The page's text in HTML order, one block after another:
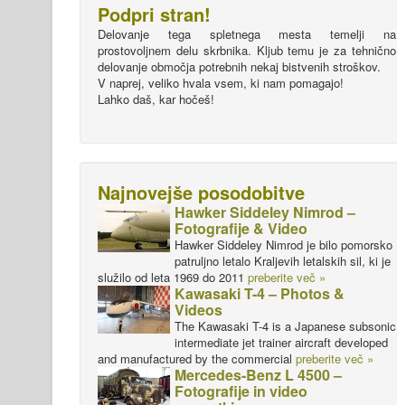
Podpri stran!
Delovanje tega spletnega mesta temelji na
prostovoljnem delu skrbnika. Kljub temu je za tehnično
delovanje območja potrebnih nekaj bistvenih stroškov.
V naprej, veliko hvala vsem, ki nam pomagajo!
Lahko daš, kar hočeš!
Najnovejše posodobitve
Hawker Siddeley Nimrod –
Fotografije & Video
Hawker Siddeley Nimrod je bilo pomorsko
patruljno letalo Kraljevih letalskih sil, ki je
služilo od leta 1969 do 2011 preberite več »
Kawasaki T-4 – Photos &
Videos
The Kawasaki T-4 is a Japanese subsonic
intermediate jet trainer aircraft developed
and manufactured by the commercial preberite več »
Mercedes-Benz L 4500 –
Fotografije in video